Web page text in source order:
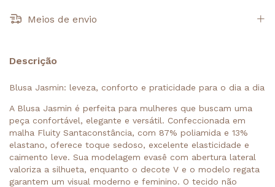
Meios de envio
Descrição
Blusa Jasmin: leveza, conforto e praticidade para o dia a dia
A Blusa Jasmin é perfeita para mulheres que buscam uma
peça confortável, elegante e versátil. Confeccionada em
malha Fluity Santaconstância, com 87% poliamida e 13%
elastano, oferece toque sedoso, excelente elasticidade e
caimento leve. Sua modelagem evasê com abertura lateral
valoriza a silhueta, enquanto o decote V e o modelo regata
garantem um visual moderno e feminino. O tecido não